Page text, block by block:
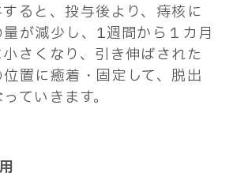
ると、投与後より、痔核に
が減少し、1週間から１カ月
さくなり、引き伸ばされた
置に癒着・固定して、脱出
ていきます。